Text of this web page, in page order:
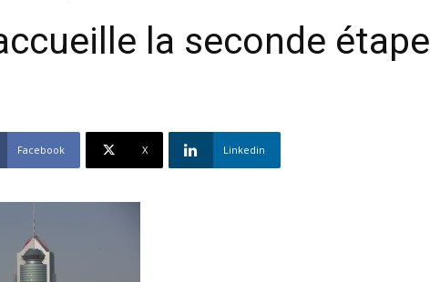
la seconde étape
Facebook X Linkedin